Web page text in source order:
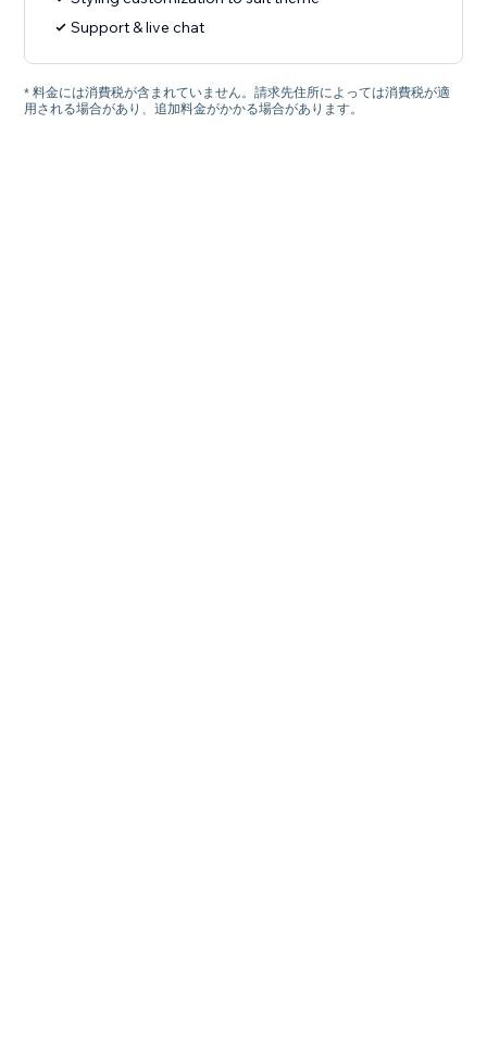
Support & live chat
* 料金には消費税が含まれていません。請求先住所によっては消費税が適
用される場合があり、追加料金がかかる場合があります。